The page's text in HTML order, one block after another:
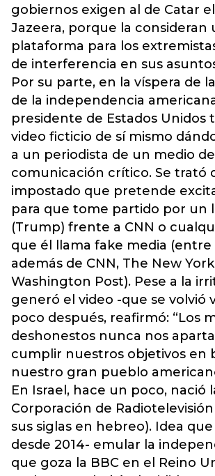
gobiernos exigen al de Catar
Jazeera, porque la consideran
plataforma para los
de interferencia en sus
Por su parte, en la víspera de
de la independencia
presidente de Estados Unidos
video ficticio de sí mismo
a un periodista de un medio de
comunicación crítico. Se trató
impostado que pretende
para que tome partido por un
(Trump) frente a CNN o
que él llama fake media (entre
además de CNN, The New
Washington Post). Pese a la
generó el video -que se volvió
poco después, reafirmó: “Los
deshonestos nunca nos
cumplir nuestros objetivos en
nuestro gran pueblo
En Israel, hace un poco, nació
Corporación de Radiotelevisión
sus siglas en hebreo). Idea
desde 2014- emular la
que goza la BBC en el Reino